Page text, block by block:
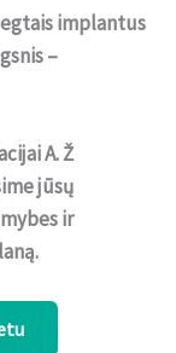
implantus
–
A. Ž
jūsų
ir